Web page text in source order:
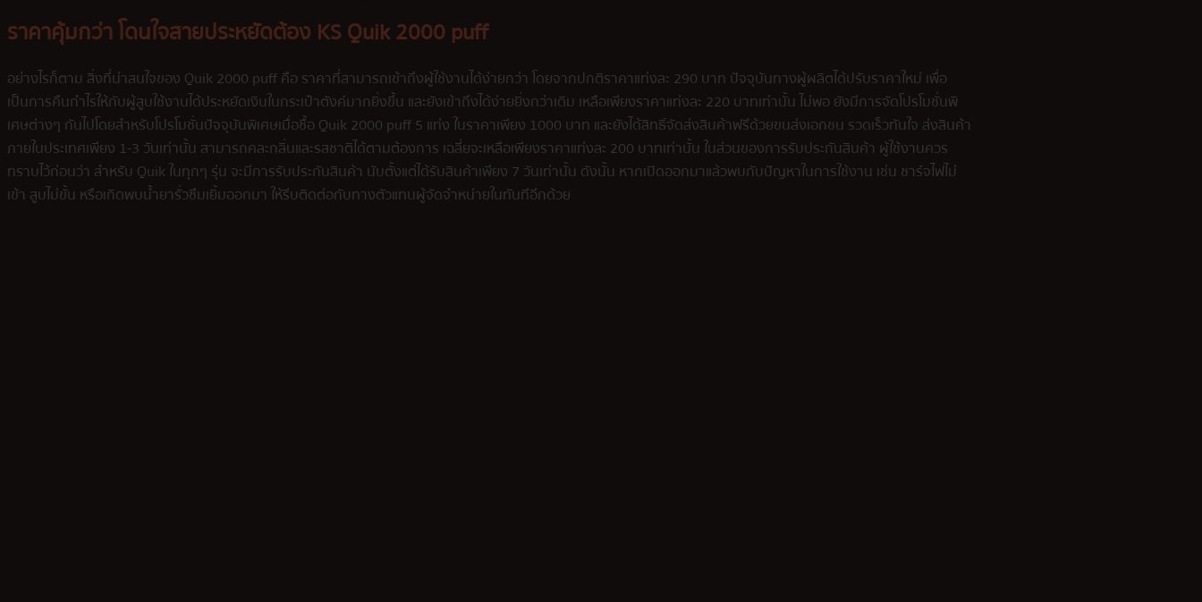
ราคาคุ้มกว่า โดนใจสายประหยัดต้อง KS Quik 2000 puff
อย่างไรก็ตาม สิ่งที่น่าสนใจของ Quik 2000 puff คือ ราคาที่สามารถเข้าถึงผู้ใช้งานได้ง่ายกว่า โดยจากปกติราคาแท่งละ 290 บาท ปัจจุบันทางผู้ผลิตได้ปรับราคาใหม่ เพื่อ
เป็นการคืนกำไรให้กับผู้สูบใช้งานได้ประหยัดเงินในกระเป๋าตังค์มากยิ่งขึ้น และยังเข้าถึงได้ง่ายยิ่งกว่าเดิม เหลือเพียงราคาแท่งละ 220 บาทเท่านั้น ไม่พอ ยังมีการจัดโปรโมชั่นพิ
เศษต่างๆ กันไปโดยสำหรับโปรโมชั่นปัจจุบันพิเศษเมื่อซื้อ Quik 2000 puff 5 แท่ง ในราคาเพียง 1000 บาท และยังได้สิทธิ์จัดส่งสินค้าฟรีด้วยขนส่งเอกชน รวดเร็วทันใจ ส่งสินค้า
ภายในประเทศเพียง 1-3 วันเท่านั้น สามารถคละกลิ่นและรสชาติได้ตามต้องการ เฉลี่ยจะเหลือเพียงราคาแท่งละ 200 บาทเท่านั้น ในส่วนของการรับประกันสินค้า ผู้ใช้งานควร
ทราบไว้ก่อนว่า สำหรับ Quik ในทุกๆ รุ่น จะมีการรับประกันสินค้า นับตั้งแต่ได้รับสินค้าเพียง 7 วันเท่านั้น ดังนั้น หากเปิดออกมาแล้วพบกับปัญหาในการใช้งาน เช่น ชาร์จไฟไม่
เข้า สูบไม่ขั้น หรือเกิดพบน้ำยารั่วซึมเยิ้มออกมา ให้รีบติดต่อกับทางตัวแทนผู้จัดจำหน่ายในทันทีอีกด้วย